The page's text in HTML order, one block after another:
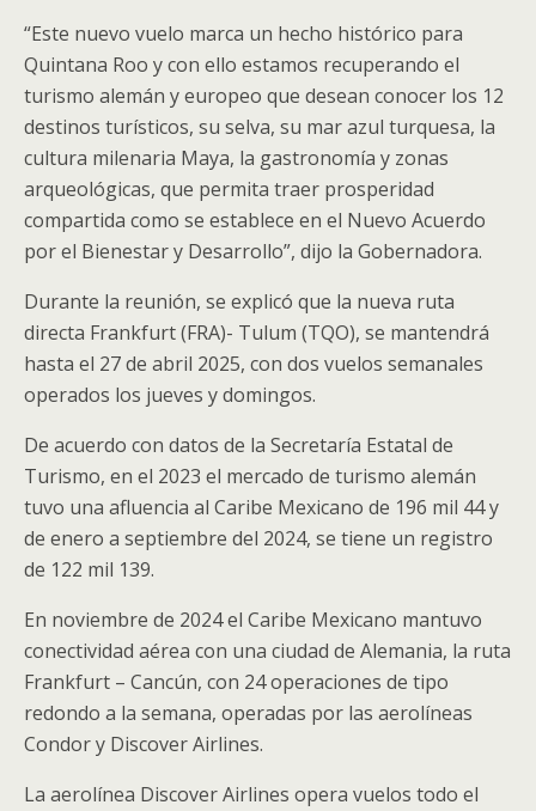
“Este nuevo vuelo marca un hecho histórico para
Quintana Roo y con ello estamos recuperando el
turismo alemán y europeo que desean conocer los 12
destinos turísticos, su selva, su mar azul turquesa, la
cultura milenaria Maya, la gastronomía y zonas
arqueológicas, que permita traer prosperidad
compartida como se establece en el Nuevo Acuerdo
por el Bienestar y Desarrollo”, dijo la Gobernadora.
Durante la reunión, se explicó que la nueva ruta
directa Frankfurt (FRA)- Tulum (TQO), se mantendrá
hasta el 27 de abril 2025, con dos vuelos semanales
operados los jueves y domingos.
De acuerdo con datos de la Secretaría Estatal de
Turismo, en el 2023 el mercado de turismo alemán
tuvo una afluencia al Caribe Mexicano de 196 mil 44 y
de enero a septiembre del 2024, se tiene un registro
de 122 mil 139.
En noviembre de 2024 el Caribe Mexicano mantuvo
conectividad aérea con una ciudad de Alemania, la ruta
Frankfurt – Cancún, con 24 operaciones de tipo
redondo a la semana, operadas por las aerolíneas
Condor y Discover Airlines.
La aerolínea Discover Airlines opera vuelos todo el